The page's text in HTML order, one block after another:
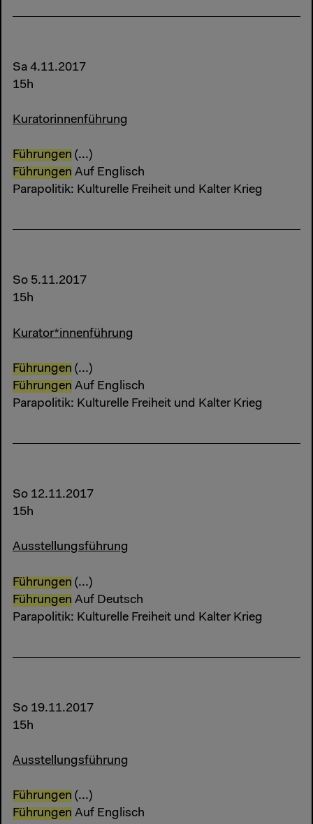
Sa 4.11.2017
15h
Kuratorinnenführung
Führungen (...)
Führungen Auf Englisch
Parapolitik: Kulturelle Freiheit und Kalter Krieg
So 5.11.2017
15h
Kurator*innenführung
Führungen (...)
Führungen Auf Englisch
Parapolitik: Kulturelle Freiheit und Kalter Krieg
So 12.11.2017
15h
Ausstellungsführung
Führungen (...)
Führungen Auf Deutsch
Parapolitik: Kulturelle Freiheit und Kalter Krieg
So 19.11.2017
15h
Ausstellungsführung
Führungen (...)
Führungen Auf Englisch